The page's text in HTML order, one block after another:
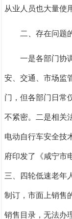
从业人员也大量使
二、存在问题
一是各部门协
安、交通、市场监
门，但各部门日常
不紧密。 二是相关
电动自行车安全技
府印发了《咸宁市
三、四轮低速老年
制订，市面上销售
销售目录，无法办